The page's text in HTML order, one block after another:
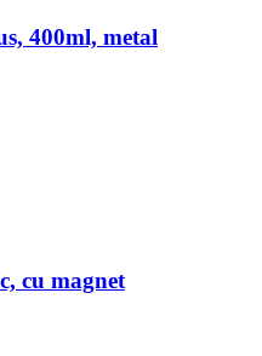
400ml, metal
cu magnet